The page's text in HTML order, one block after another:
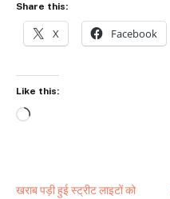
Share this:
X Facebook
Like this:
Loading…
खराब पड़ी हुई स्ट्रीट लाइटों को